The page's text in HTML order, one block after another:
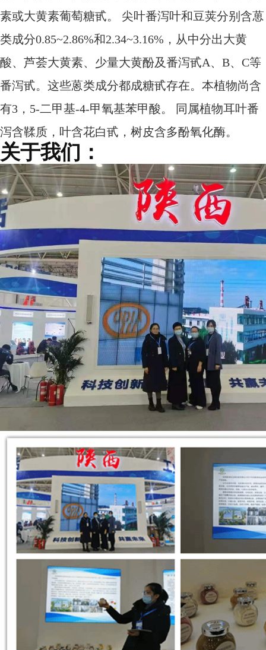
素或大黄素葡萄糖甙。 尖叶番泻叶和豆荚分别含葸
类成分0.85~2.86%和2.34~3.16%，从中分出大黄
酸、芦荟大黄素、少量大黄酚及番泻甙A、B、C等
番泻甙。这些蒽类成分都成糖甙存在。本植物尚含
有3，5-二甲基-4-甲氧基苯甲酸。 同属植物耳叶番
泻含鞣质，叶含花白甙，树皮含多酚氧化酶。
关于我们：